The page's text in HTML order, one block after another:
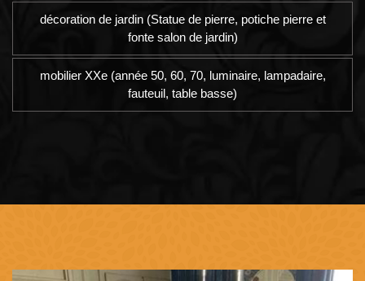
décoration de jardin (Statue de pierre, potiche pierre et
fonte salon de jardin)
mobilier XXe (année 50, 60, 70, luminaire, lampadaire,
fauteuil, table basse)